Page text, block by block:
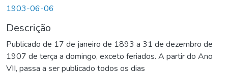
1903-06-06
Descrição
Publicado de 17 de janeiro de 1893 a 31 de dezembro de
1907 de terça a domingo, exceto feriados. A partir do Ano
VII, passa a ser publicado todos os dias